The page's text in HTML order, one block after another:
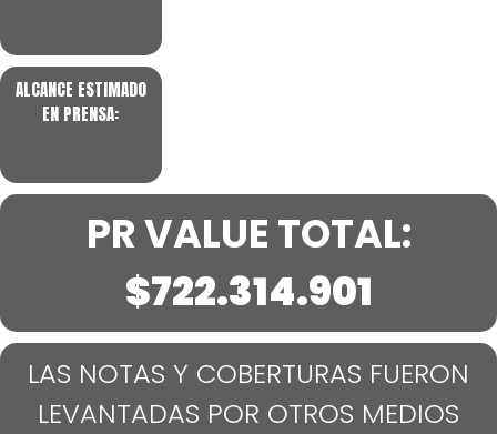
ALCANCE ESTIMADO
EN PRENSA:
PR VALUE TOTAL:
$722.314.901
LAS NOTAS Y COBERTURAS FUERON
LEVANTADAS POR OTROS MEDIOS